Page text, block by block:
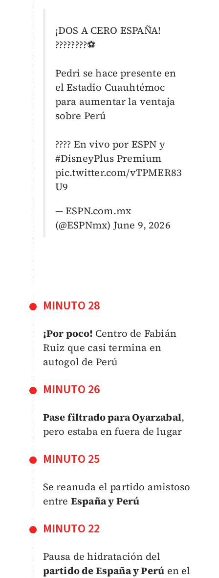
¡DOS A CERO ESPAÑA!
????????⚽️
Pedri se hace presente en
el Estadio Cuauhtémoc
para aumentar la ventaja
sobre Perú
???? En vivo por ESPN y
#DisneyPlus Premium
pic.twitter.com/vTPMER83
U9
— ESPN.com.mx
(@ESPNmx) June 9, 2026
MINUTO 28
¡Por poco! Centro de Fabián
Ruiz que casi termina en
autogol de Perú
MINUTO 26
Pase filtrado para Oyarzabal,
pero estaba en fuera de lugar
MINUTO 25
Se reanuda el partido amistoso
entre España y Perú
MINUTO 22
Pausa de hidratación del
partido de España y Perú en el